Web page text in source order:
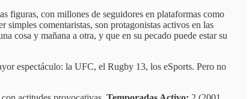
figuras, con millones de seguidores en plataformas como
comentaristas, son protagonistas activos en las
cosa y mañana a otra, y que en su pecado puede estar su
espectáculo: la UFC, el Rugby 13, los eSports. Pero no